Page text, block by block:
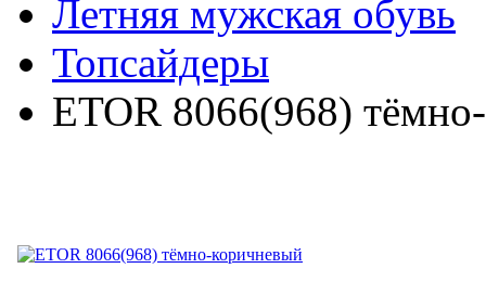
Летняя мужская обувь
Топсайдеры
ETOR 8066(968)